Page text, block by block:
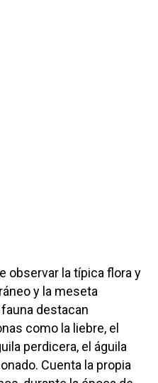
observar la típica flora y
y la meseta
destacan
como la liebre, el
perdicera, el águila
Cuenta la propia